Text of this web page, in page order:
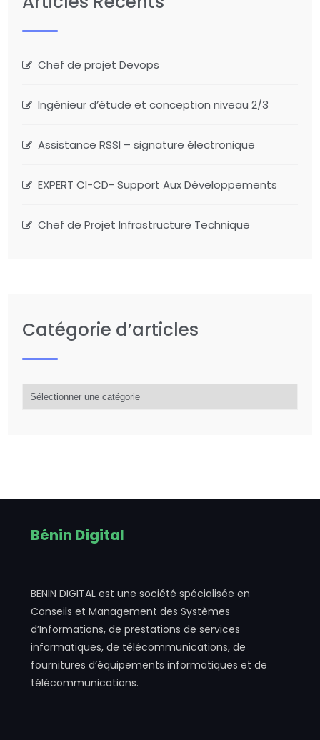
Chef de projet Devops
Ingénieur d’étude et conception niveau 2/3
Assistance RSSI – signature électronique
EXPERT CI-CD- Support Aux Développements
Chef de Projet Infrastructure Technique
Catégorie d’articles
d’articles
Bénin Digital
BENIN DIGITAL est une société spécialisée en
Conseils et Management des Systèmes
d’Informations, de prestations de services
informatiques, de télécommunications, de
fournitures d’équipements informatiques et de
télécommunications.